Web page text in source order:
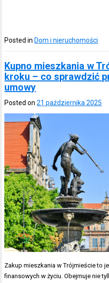
Posted inDom i nieruchomości
Kupno mieszkania w
kroku – co sprawdzić
umowy
Posted on21 października 2025
Zakup mieszkania w Trójmieście to
finansowych w życiu. Obejmuje nie